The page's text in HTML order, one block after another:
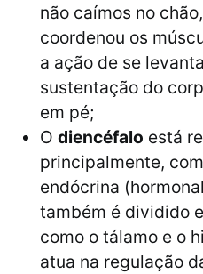
não caímos no
coordenou os
a ação de se
sustentação do
em pé;
O diencéfalo está
principalmente,
endócrina
também é dividido
como o tálamo e o
atua na regulação